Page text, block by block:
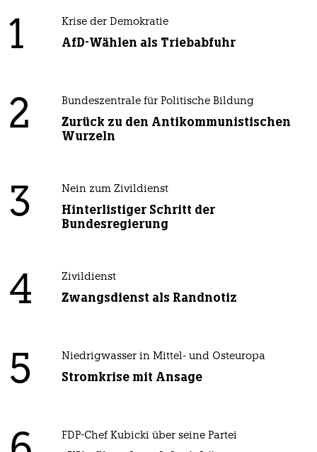
1 Krise der Demokratie
AfD-Wählen als Triebabfuhr
2 Bundeszentrale für Politische Bildung
Zurück zu den Antikommunistischen
Wurzeln
3 Nein zum Zivildienst
Hinterlistiger Schritt der
Bundesregierung
4 Zivildienst
Zwangsdienst als Randnotiz
5 Niedrigwasser in Mittel- und Osteuropa
Stromkrise mit Ansage
FDP-Chef Kubicki über seine Partei